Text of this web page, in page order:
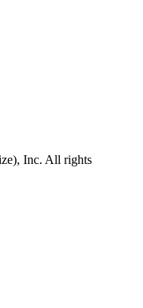
Inc. All rights